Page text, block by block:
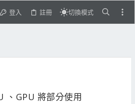
登入 註冊 切換模式
、GPU 將部分使用